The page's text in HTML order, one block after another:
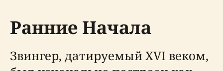
Ранние Начала
Звингер, датируемый XVI веком,